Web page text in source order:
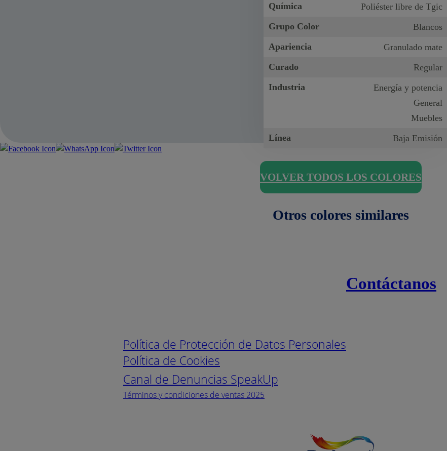
Química
Poliéster libre de Tgic
Grupo Color
Blancos
Apariencia
Granulado mate
Curado
Regular
Industria
Energía y potencia
General
Muebles
Línea
Baja Emisión
VOLVER TODOS LOS COLORES
Otros colores similares
Política de Protección de Datos Personales
Política de Cookies
Canal de Denuncias SpeakUp
Términos y condiciones de ventas 2025
Contáctanos